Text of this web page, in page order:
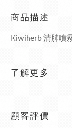
商品描述
Kiwiherb 清肺噴
了解更多
顧客評價